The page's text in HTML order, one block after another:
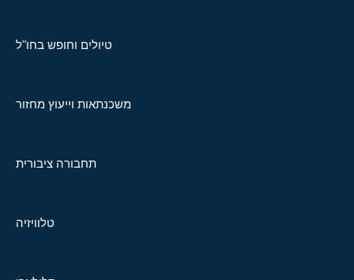
טיולים וחופש בחו"ל
משכנתאות וייעוץ מחזור
תחבורה ציבורית
טלוויזיה